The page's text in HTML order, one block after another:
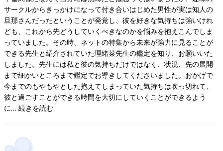
サークルからきっかけになって付き合いはじめた男性が実は知人の
旦那さんだったということが発覚し、彼を好きな気持ちは強いけれ
ども、これから先どうしていくべきなのかを悩みを抱えこんでしま
っていました。その時、ネットの特集から未来が強力に見ることが
できる先生と紹介されていた理緒菜先生の鑑定を知り、お願いいた
しました。先生には私と彼の気持ちだけではなく、状況、先の展開
まで細かいところまで鑑定でお導きしてくださいました。おかげで
今までのもやもやとした抱えてしまっていた気持ちは吹っ切れて、
彼と過ごすことができる時間を大切にしていくことができるよう
に…続きを読む